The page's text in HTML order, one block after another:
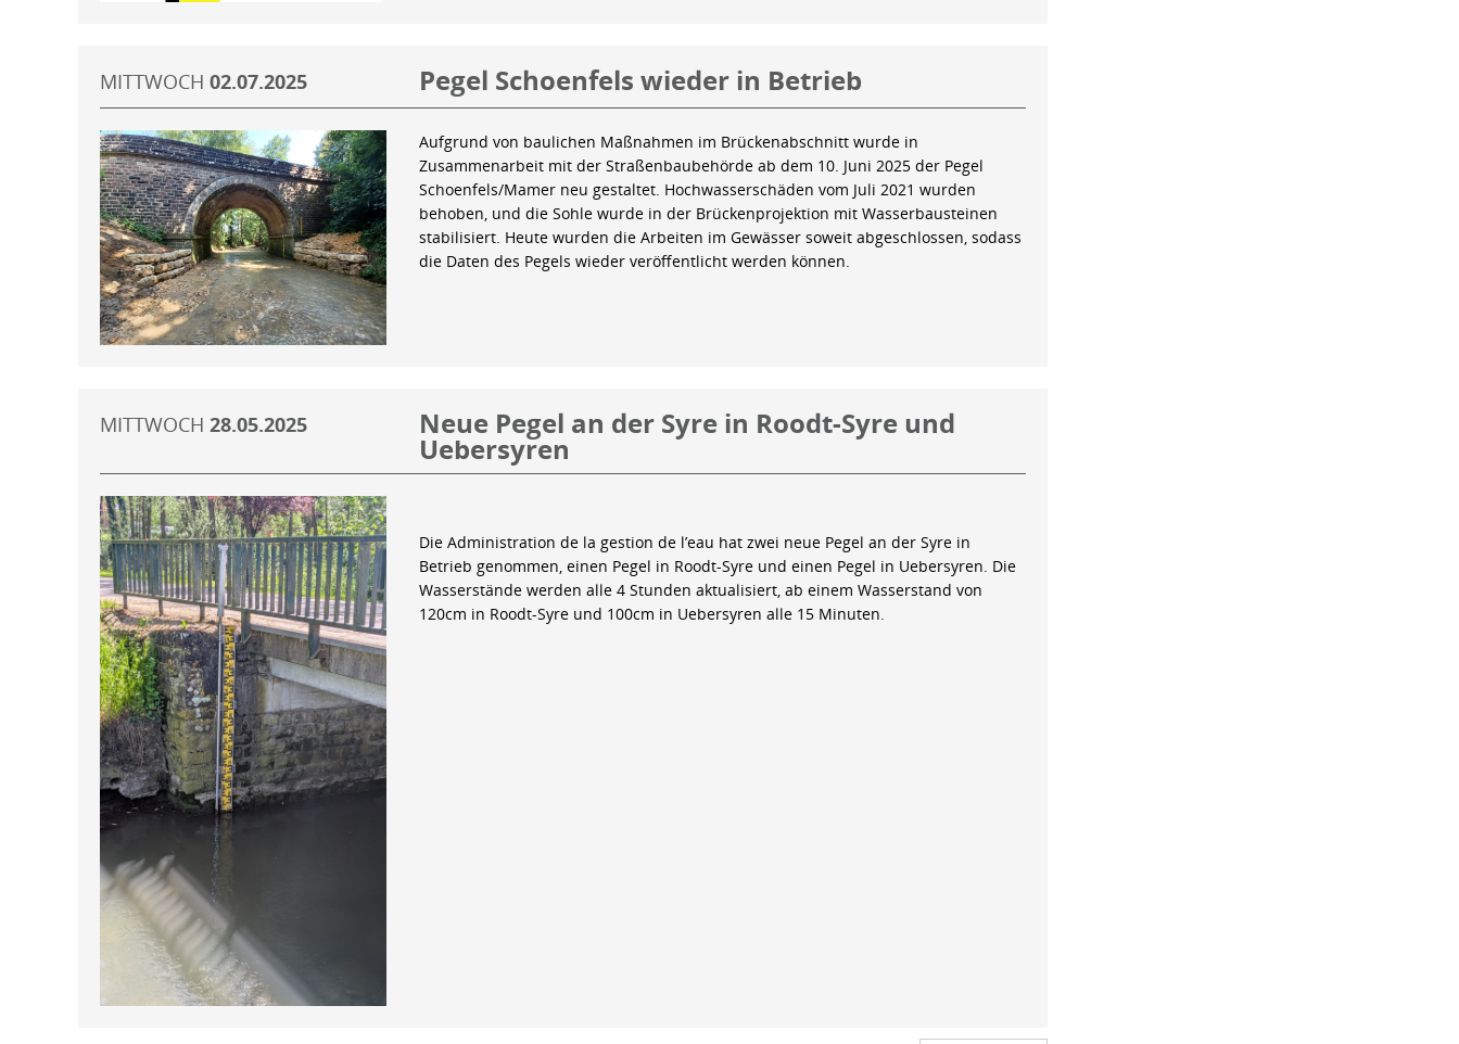
MITTWOCH 02.07.2025 Pegel Schoenfels wieder in Betrieb
Aufgrund von baulichen Maßnahmen im Brückenabschnitt wurde in
Zusammenarbeit mit der Straßenbaubehörde ab dem 10. Juni 2025 der Pegel
Schoenfels/Mamer neu gestaltet. Hochwasserschäden vom Juli 2021 wurden
behoben, und die Sohle wurde in der Brückenprojektion mit Wasserbausteinen
stabilisiert. Heute wurden die Arbeiten im Gewässer soweit abgeschlossen, sodass
die Daten des Pegels wieder veröffentlicht werden können.
MITTWOCH 28.05.2025 Neue Pegel an der Syre in Roodt-Syre und
Uebersyren
Die Administration de la gestion de l’eau hat zwei neue Pegel an der Syre in
Betrieb genommen, einen Pegel in Roodt-Syre und einen Pegel in Uebersyren. Die
Wasserstände werden alle 4 Stunden aktualisiert, ab einem Wasserstand von
120cm in Roodt-Syre und 100cm in Uebersyren alle 15 Minuten.